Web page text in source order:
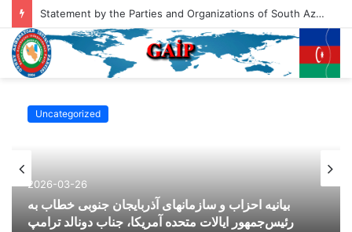
Statement by the Parties and Organizations of South Azerbaijan Addressed to the President of the United States of America, Mr. Donald Trump
Bəyanatlar
Güney Azərbaycan Təşkilatları Əməkdaşlıq
Şurasının Yaranan Savaş Şərayiti İlə Bağlı
Bəyabatı